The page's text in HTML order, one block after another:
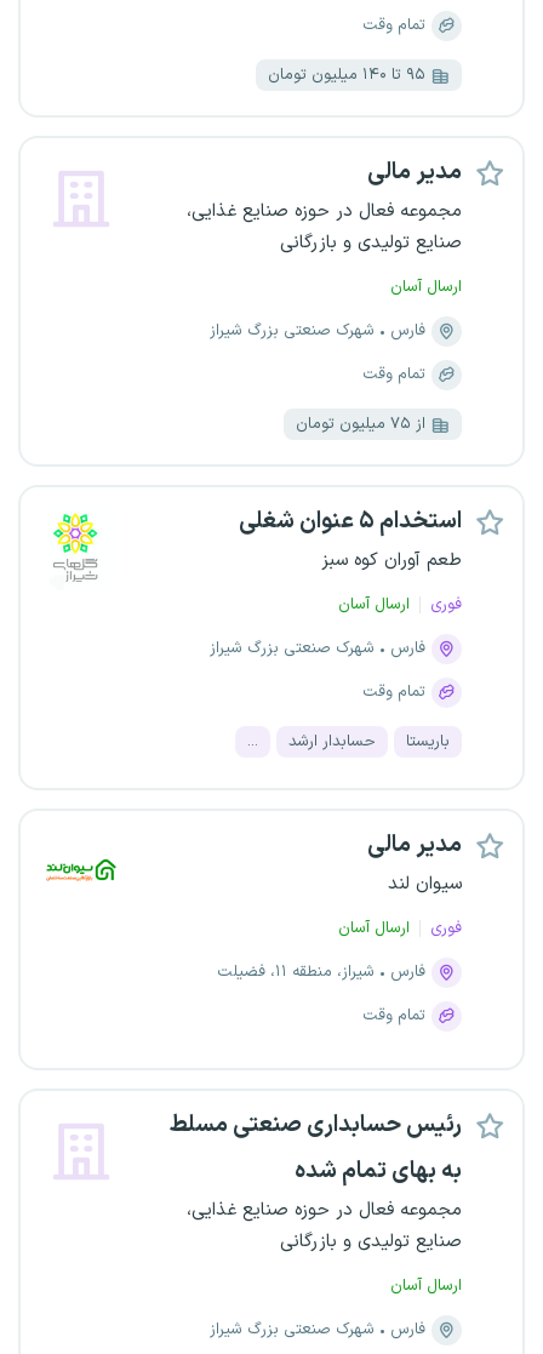
تمام وقت
۹۵ تا ۱۴۰ میلیون تومان
مدیر مالی
مجموعه فعال در حوزه صنایع غذایی،
صنایع تولیدی و بازرگانی
ارسال آسان
فارس
شهرک صنعتی بزرگ شیراز
تمام وقت
از ۷۵ میلیون تومان
استخدام ۵ عنوان شغلی
طعم آوران کوه سبز
فوری
ارسال آسان
فارس
شهرک صنعتی بزرگ شیراز
تمام وقت
باریستا حسابدار ارشد ...
مدیر مالی
سیوان لند
فوری
ارسال آسان
فارس
شیراز، منطقه ۱۱، فضیلت
تمام وقت
رئیس حسابداری صنعتی مسلط
به بهای تمام شده
مجموعه فعال در حوزه صنایع غذایی،
صنایع تولیدی و بازرگانی
ارسال آسان
فارس
شهرک صنعتی بزرگ شیراز